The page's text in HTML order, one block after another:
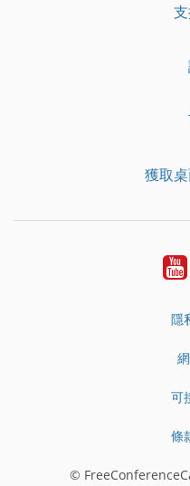
獲取
隱
可
條
©